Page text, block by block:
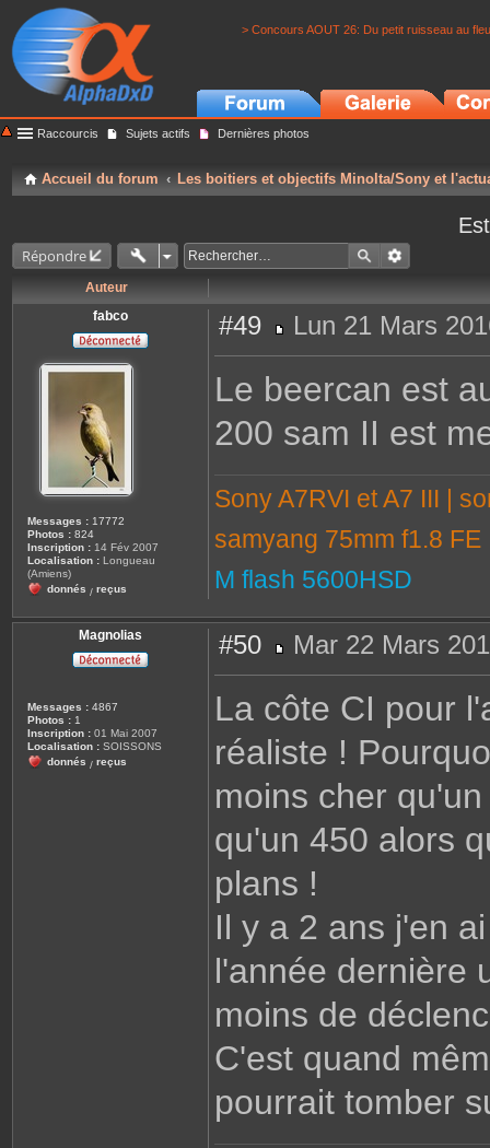
> Concours AOUT 26: Du petit ruisseau au
Raccourcis Sujets actifs Dernières photos
Accueil du forum Les boitiers et objectifs Minolta/Sony et
Répondre
Auteur
fabco
Messages : 17772
Photos : 824
Inscription : 14 Fév 2007
Localisation : Longueau
(Amiens)
donnés / reçus
#49
e
a
Lun 21 Mars
Le beercan est
200 sam II est
Sony A7RVI et A7 III |
samyang 75mm f1.8
M flash 5600HSD
Magnolias
Messages : 4867
Photos : 1
Inscription : 01 Mai 2007
Localisation : SOISSONS
donnés / reçus
#50
e
s
a
Mar 22 Mars
La côte CI pour
réaliste !
moins cher
qu'un 450 alors
plans !
Il y a 2 ans j'en
l'année dernière
moins de
C'est quand
pourrait tomber